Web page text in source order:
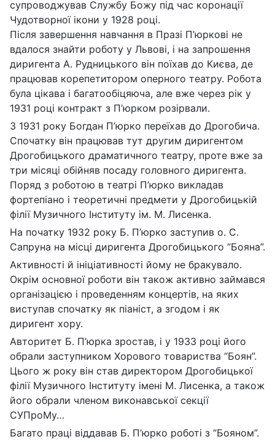
супроводжував Службу Божу під час коронації
Чудотворної ікони у 1928 році.
Після завершення навчання в Празі П’юркові не
вдалося знайти роботу у Львові, і на запрошення
диригента А. Рудницького він поїхав до Києва, де
працював корепетитором оперного театру. Робота
була цікава і багатообіцяюча, але вже через рік у
1931 році контракт з П’юрком розірвали.
З 1931 року Богдан П’юрко переїхав до Дрогобича.
Спочатку він працював тут другим диригентом
Дрогобицького драматичного театру, проте вже за
три місяці обійняв посаду головного диригента.
Поряд з роботою в театрі П’юрко викладав
фортепіано і теоретичні предмети у Дрогобицькій
філії Музичного Інституту ім. М. Лисенка.
На початку 1932 року Б. П’юрко заступив о. С.
Сапруна на місці диригента Дрогобицького “Бояна”.
Активності й ініціативності йому не бракувало.
Окрім основної роботи він також активно займався
організацією і проведенням концертів, на яких
виступав спочатку як піаніст, а згодом і як
диригент хору.
Авторитет Б. П’юрка зростав, і у 1933 році його
обрали заступником Хорового товариства “Боян”.
Цього ж року він став директором Дрогобицької
філії Музичного Інституту імені М. Лисенка, а також
його обрали членом виконавської секції
СУПроМу…
Багато праці віддавав Б. П’юрко роботі з “Бояном”.